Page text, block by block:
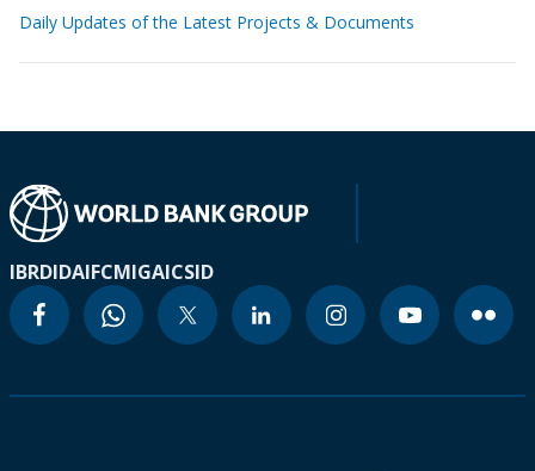
Daily Updates of the Latest Projects & Documents
IBRDIDAIFCMIGAICSID